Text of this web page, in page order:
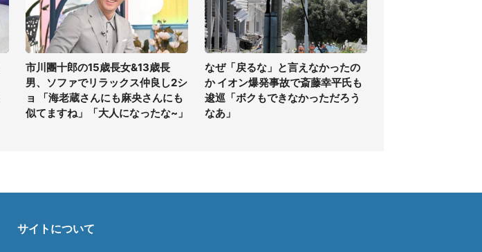
市川團十郎の15歳長女&13歳長
男、ソファでリラックス仲良し2シ
ョ 「海老蔵さんにも麻央さんにも
似てますね」「大人になったな~」
なぜ「戻るな」と言えなかったの
か イオン爆発事故で斎藤幸平氏も
逡巡「ボクもできなかっただろう
なあ」
サイトについて